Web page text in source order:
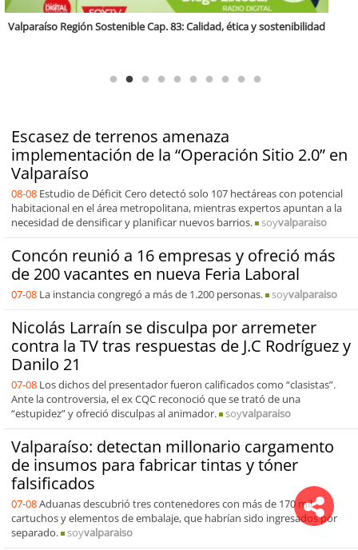
Escasez de terrenos amenaza
implementación de la “Operación Sitio 2.0” en
Valparaíso
08-08 Estudio de Déficit Cero detectó solo 107 hectáreas con potencial
habitacional en el área metropolitana, mientras expertos apuntan a la
necesidad de densificar y planificar nuevos barrios.
soyvalparaiso
Concón reunió a 16 empresas y ofreció más
de 200 vacantes en nueva Feria Laboral
07-08 La instancia congregó a más de 1.200 personas. soyvalparaiso
Nicolás Larraín se disculpa por arremeter
contra la TV tras respuestas de J.C Rodríguez y
Danilo 21
07-08 Los dichos del presentador fueron calificados como “clasistas”.
Ante la controversia, el ex CQC reconoció que se trató de una
“estupidez” y ofreció disculpas al animador.
soyvalparaiso
Valparaíso: detectan millonario cargamento
de insumos para fabricar tintas y tóner
falsificados
07-08Aduanas descubrió tres contenedores con más de 170 mil
cartuchos y elementos de embalaje, que habrían sido ingresados por
separado.
soyvalparaiso